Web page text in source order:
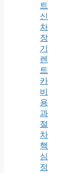
트
신
차
장
기
렌
트
카
비
용
과
절
차
핵
심
정